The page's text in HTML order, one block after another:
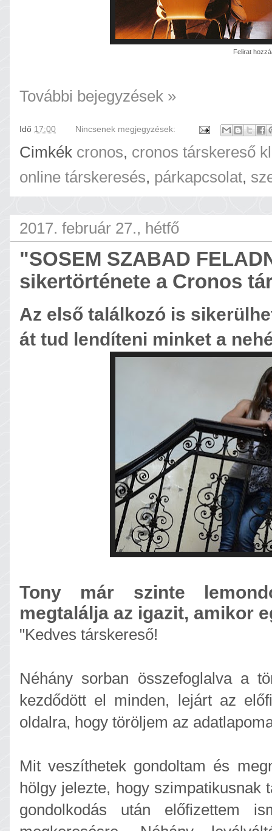
Felirat
További bejegyzések »
Idő 17:00 Nincsenek megjegyzések:
Cimkék cronos, cronos társkereső
online társkeresés, párkapcsolat,
2017. február 27., hétfő
"SOSEM SZABAD
sikertörténete a Cronos
Az első találkozó is
át tud lendíteni minket a
Tony már szinte
megtalálja az igazit, amikor
"Kedves társkereső!
Néhány sorban összefoglalva a
kezdődött el minden, lejárt az
oldalra, hogy töröljem az
Mit veszíthetek gondoltam és
hölgy jelezte, hogy szimpatikusnak
gondolkodás után előfizettem